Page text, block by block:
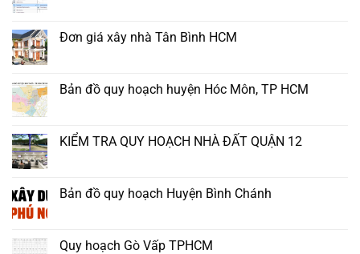
Đơn giá xây nhà Tân Bình HCM
Bản đồ quy hoạch huyện Hóc Môn, TP HCM
KIỂM TRA QUY HOẠCH NHÀ ĐẤT QUẬN 12
Bản đồ quy hoạch Huyện Bình Chánh
Quy hoạch Gò Vấp TPHCM